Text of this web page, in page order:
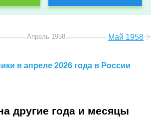
Апрель 1958 Май 1958
в апреле 2026 года в России
другие года и месяцы